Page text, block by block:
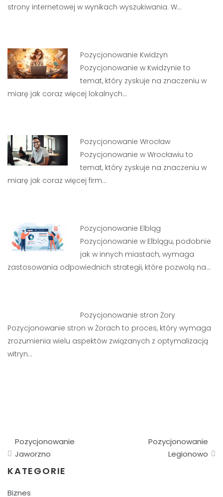
strony internetowej w wynikach wyszukiwania. W…
Pozycjonowanie Kwidzyn
Pozycjonowanie w Kwidzynie to
temat, który zyskuje na znaczeniu w
miarę jak coraz więcej lokalnych…
Pozycjonowanie Wrocław
Pozycjonowanie w Wrocławiu to
temat, który zyskuje na znaczeniu w
miarę jak coraz więcej firm…
Pozycjonowanie Elbląg
Pozycjonowanie w Elblągu, podobnie
jak w innych miastach, wymaga
zastosowania odpowiednich strategii, które pozwolą na…
Pozycjonowanie stron Żory
Pozycjonowanie stron w Żorach to proces, który wymaga
zrozumienia wielu aspektów związanych z optymalizacją
witryn…
Nawigacja
wpisu
Pozycjonowanie
Jaworzno
Pozycjonowanie
Legionowo
KATEGORIE
Biznes